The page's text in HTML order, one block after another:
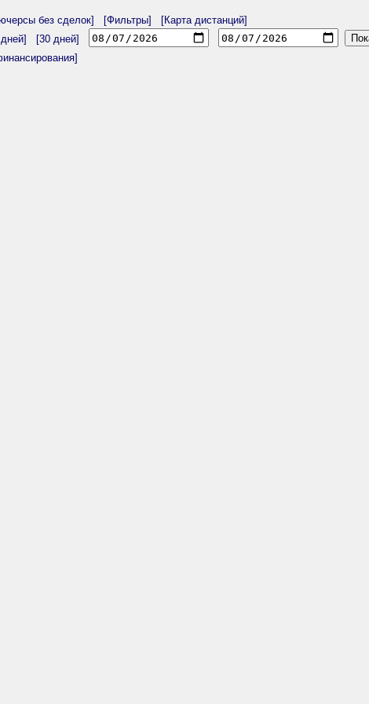
без сделок] [Фильтры]
[Карта дистанций]
[30 дней]